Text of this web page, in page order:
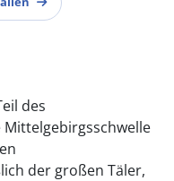
des
der großen Täler,